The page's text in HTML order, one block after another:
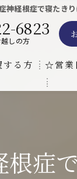
経根症で寝たき
6823
しの方
る方 ☆営業
症